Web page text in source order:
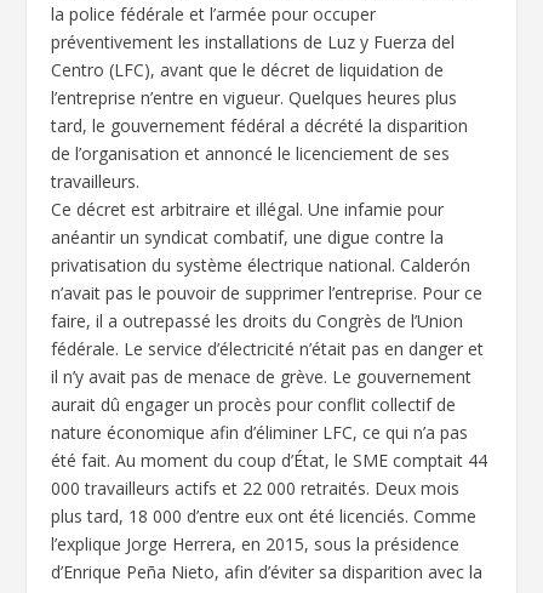
la police fédérale et l’armée pour occuper
préventivement les installations de Luz y Fuerza del
Centro (LFC), avant que le décret de liquidation de
l’entreprise n’entre en vigueur. Quelques heures plus
tard, le gouvernement fédéral a décrété la disparition
de l’organisation et annoncé le licenciement de ses
travailleurs.
Ce décret est arbitraire et illégal. Une infamie pour
anéantir un syndicat combatif, une digue contre la
privatisation du système électrique national. Calderón
n’avait pas le pouvoir de supprimer l’entreprise. Pour ce
faire, il a outrepassé les droits du Congrès de l’Union
fédérale. Le service d’électricité n’était pas en danger et
il n’y avait pas de menace de grève. Le gouvernement
aurait dû engager un procès pour conflit collectif de
nature économique afin d’éliminer LFC, ce qui n’a pas
été fait. Au moment du coup d’État, le SME comptait 44
000 travailleurs actifs et 22 000 retraités. Deux mois
plus tard, 18 000 d’entre eux ont été licenciés. Comme
l’explique Jorge Herrera, en 2015, sous la présidence
d’Enrique Peña Nieto, afin d’éviter sa disparition avec la